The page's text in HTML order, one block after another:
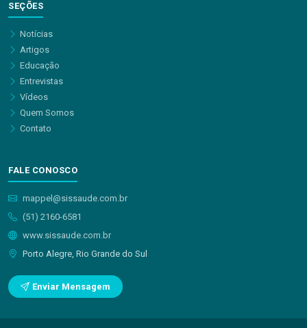
SEÇÕES
Notícias
Artigos
Educação
Entrevistas
Vídeos
Quem Somos
Contato
FALE CONOSCO
mappel@sissaude.com.br
(51) 2160-6581
www.sissaude.com.br
Porto Alegre, Rio Grande do Sul
Enviar Mensagem